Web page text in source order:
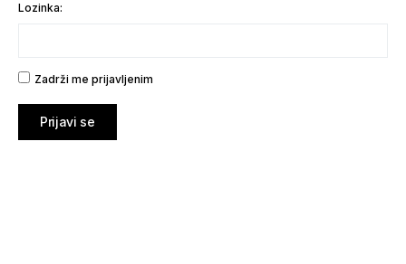
Lozinka:
Zadrži me prijavljenim
Prijavi se